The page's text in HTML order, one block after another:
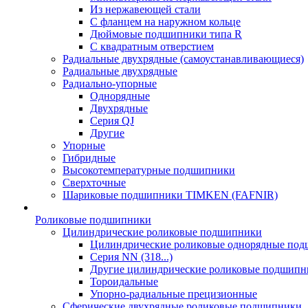
Из нержавеющей стали
С фланцем на наружном кольце
Дюймовые подшипники типа R
С квадратным отверстием
Радиальные двухрядные (самоустанавливающиеся)
Радиальные двухрядные
Радиально-упорные
Однорядные
Двухрядные
Серия QJ
Другие
Упорные
Гибридные
Высокотемпературные подшипники
Сверхточные
Шариковые подшипники TIMKEN (FAFNIR)
Роликовые подшипники
Цилиндрические роликовые подшипники
Цилиндрические роликовые однорядные
Серия NN (318...)
Другие цилиндрические роликовые
Тороидальные
Упорно-радиальные прецизионные